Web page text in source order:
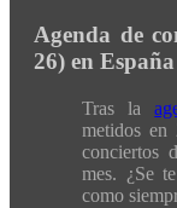
Agenda de
26) en España
Tras la
metidos
conciertos
mes. ¿Se
como